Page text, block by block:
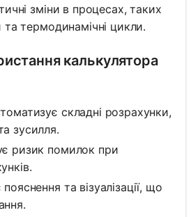
зміни в процесах, таких
та термодинамічні цикли.
калькулятора
складні розрахунки,
зусилля.
ризик помилок при
та візуалізації, що